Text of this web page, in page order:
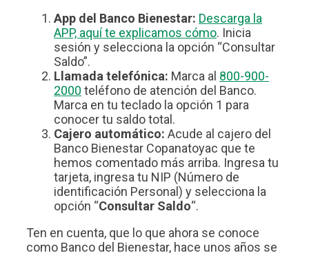
App del Banco Bienestar: Descarga la
APP, aquí te explicamos cómo. Inicia
sesión y selecciona la opción “Consultar
Saldo”.
Llamada telefónica: Marca al 800-900-
2000 teléfono de atención del Banco.
Marca en tu teclado la opción 1 para
conocer tu saldo total.
Cajero automático: Acude al cajero del
Banco Bienestar Copanatoyac que te
hemos comentado más arriba. Ingresa tu
tarjeta, ingresa tu NIP (Número de
identificación Personal) y selecciona la
opción “Consultar Saldo“.
Ten en cuenta, que lo que ahora se conoce
como Banco del Bienestar, hace unos años se